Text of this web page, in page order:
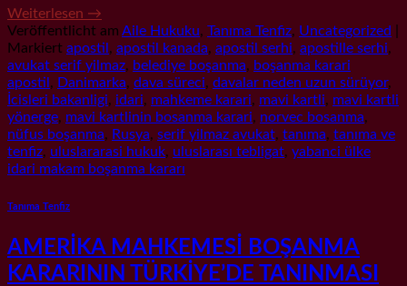
Weiterlesen →
Veröffentlicht am Aile Hukuku, Tanıma Tenfiz, Uncategorized
Markiert apostil , apostil kanada, apostil serhi, apostille serhi,
avukat serif yilmaz, belediye boşanma, boşanma karari
apostil , Danimarka, dava süreci, davalar neden uzun sürüyor,
İcisleri bakanligi, idari, mahkeme karari, mavi kartli, mavi kartli
yönerge, mavi kartlinin bosanma karari, norvec bosanma,
nüfus boşanma, Rusya, serif yilmaz avukat, tanıma, tanıma ve
tenfiz, uluslararasi hukuk, uluslarası tebligat, yabanci ülke
idari makam boşanma kararı
Tanıma Tenfiz
AMERİKA MAHKEMESİ BOŞANMA
KARARININ TÜRKİYE’DE TANINMASI